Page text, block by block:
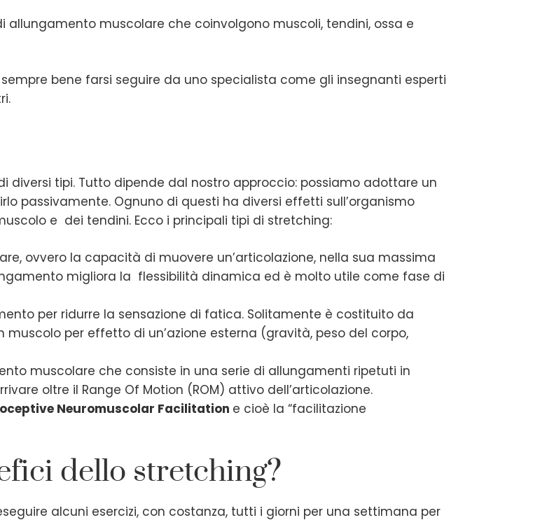
muscolare che coinvolgono muscoli, tendini, ossa e
bene farsi seguire da uno specialista come gli insegnanti esperti
diversi tipi. Tutto dipende dal nostro approccio: possiamo adottare un
passivamente. Ognuno di questi ha diversi effetti sull’organismo
e dei tendini. Ecco i principali tipi di stretching:
ovvero la capacità di muovere un’articolazione, nella sua massima
migliora la flessibilità dinamica ed è molto utile come fase di
per ridurre la sensazione di fatica. Solitamente è costituito da
per effetto di un’azione esterna (gravità, peso del corpo,
muscolare che consiste in una serie di allungamenti ripetuti in
oltre il Range Of Motion (ROM) attivo dell’articolazione.
Neuromuscolar Facilitation e cioè la “facilitazione
dello stretching?
alcuni esercizi, con costanza, tutti i giorni per una settimana per